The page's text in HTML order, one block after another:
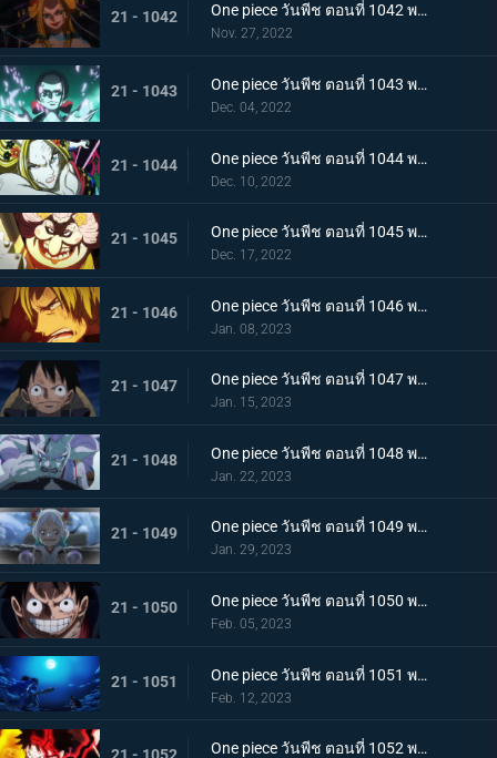
21 - 1042 One piece วันพีช ตอนที่ 1042 พากย์ไทย กับดักของผู้ล่า การยั่วยวนของแบล็คมาเรีย
Nov. 27, 2022
21 - 1043 One piece วันพีช ตอนที่ 1043 พากย์ไทย สะบั้นฝันร้าย บรู๊คดึงดาบน้ำแข็งออกจากฝัก
Dec. 04, 2022
21 - 1044 One piece วันพีช ตอนที่ 1044 พากย์ไทย คลัตช์ โรบินสวมอวตารปีศาจ
Dec. 10, 2022
21 - 1045 One piece วันพีช ตอนที่ 1045 พากย์ไทย คำสาป ภัยร้ายคืบคลานหาคิดกับโซโล
Dec. 17, 2022
21 - 1046 One piece วันพีช ตอนที่ 1046 พากย์ไทย เดิมพันใหญ่จะหัวหรือก้อย ปีกคู่ออกโรง
Jan. 08, 2023
21 - 1047 One piece วันพีช ตอนที่ 1047 พากย์ไทย จงปีนขึ้นไปสู้รุ่งอรุณ! มังกรสีชมพูอาละวาด
Jan. 15, 2023
21 - 1048 One piece วันพีช ตอนที่ 1048 พากย์ไทย ไปสู่อนาคต! คำสาบานของยามาโตะกับสุดยอดนักดาบ
Jan. 22, 2023
21 - 1049 One piece วันพีช ตอนที่ 1049 พากย์ไทย ลูฟี่โบยบิน! ล้างแค้นร้อยอสูร
Jan. 29, 2023
21 - 1050 One piece วันพีช ตอนที่ 1050 พากย์ไทย มังกร 2 ตัวเผชิญหน้า! ความมุ่งมั่นของโมโมโนะสุเกะ!
Feb. 05, 2023
21 - 1051 One piece วันพีช ตอนที่ 1051 พากย์ไทย ตำนานกลับมาอีกครั้ง! หมัดของลูฟี่คำรามบนท้องฟ้า
Feb. 12, 2023
One piece วันพีช ตอนที่ 1052 พากย์ไทย สถาการณ์ตึงเครียด! จุดจบของโอนิกาชิมะ!